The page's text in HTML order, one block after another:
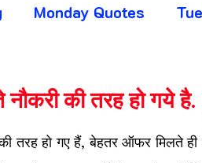
Monday Quotes
Quotes
Quotes Absence
की तरह हो गये
stars.
तरह हो गए हैं, बेहतर ऑफर मिलते